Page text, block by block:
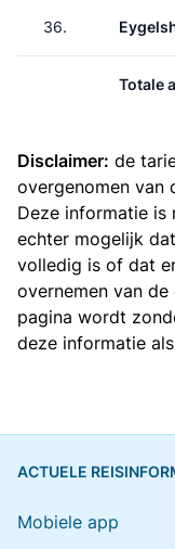
36.
Totale
Disclaimer: de
overgenomen van
Deze informatie is
echter mogelijk
volledig is of dat
overnemen van
pagina wordt
deze informatie
ACTUELE
Mobiele app